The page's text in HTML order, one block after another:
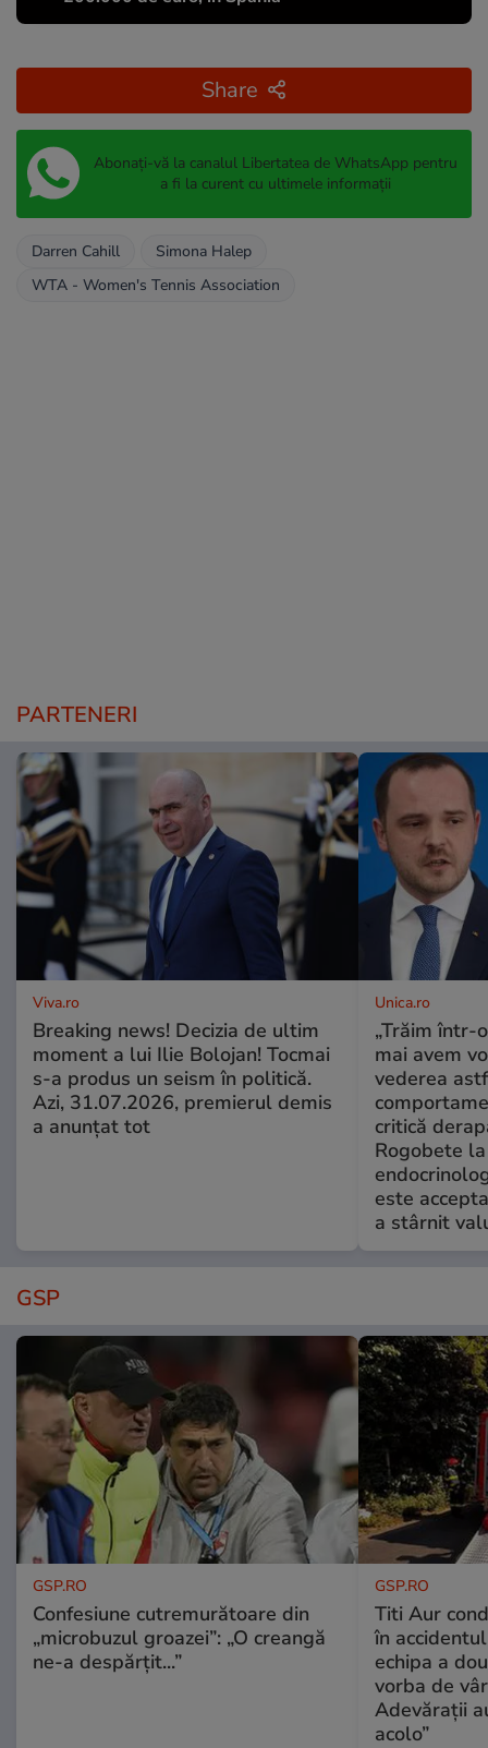
Share
Abonați-vă la canalul Libertatea de WhatsApp pentru
a fi la curent cu ultimele informații
Darren Cahill
Simona Halep
WTA - Women's Tennis Association
PARTENERI
Viva.ro
Breaking news! Decizia de ultim
moment a lui Ilie Bolojan! Tocmai
s-a produs un seism în politică.
Azi, 31.07.2026, premierul demis
a anunțat tot
Unica.ro
„Trăim într-
mai avem
vederea
critică
Rogobete
este
a stârnit
GSP
GSP.RO
Confesiune cutremurătoare din
„microbuzul groazei”: „O creangă
ne-a despărțit...”
GSP.RO
Titi Aur
în
echipa a
vorba de
Adevărații
acolo”